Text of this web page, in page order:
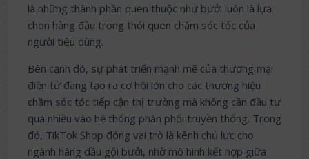
là những thành phần quen thuộc như bưởi luôn là lựa
chọn hàng đầu trong thói quen chăm sóc tóc của
người tiêu dùng.
Bên cạnh đó, sự phát triển mạnh mẽ của thương mại
điện tử đang tạo ra cơ hội lớn cho các thương hiệu
chăm sóc tóc tiếp cận thị trường mà không cần đầu tư
quá nhiều vào hệ thống phân phối truyền thống. Trong
đó, TikTok Shop đóng vai trò là kênh chủ lực cho
ngành hàng dầu gội bưởi, nhờ mô hình kết hợp giữa